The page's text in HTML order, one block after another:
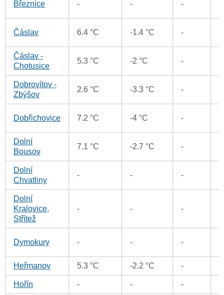
Březnice - - -
Čáslav 6.4 °C -1.4 °C -
Čáslav -
Chotusice
5.3 °C -2 °C -
Dobrovítov -
Zbýšov
2.6 °C -3.3 °C -
Dobřichovice 7.2 °C -4 °C -
Dolní
Bousov
7.1 °C -2.7 °C -
Dolní
Chvatliny
- - -
Dolní
Kralovice,
Střítež
- - -
Dymokury - - -
Heřmanov 5.3 °C -2.2 °C -
Hořín - - -